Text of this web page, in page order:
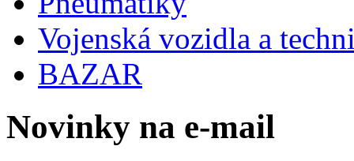
Vojenská vozidla a
BAZAR
Novinky na e-mail